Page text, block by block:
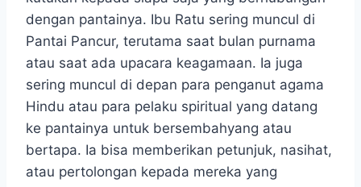
dengan pantainya. Ibu Ratu sering muncul di
Pantai Pancur, terutama saat bulan purnama
atau saat ada upacara keagamaan. Ia juga
sering muncul di depan para penganut agama
Hindu atau para pelaku spiritual yang datang
ke pantainya untuk bersembahyang atau
bertapa. Ia bisa memberikan petunjuk, nasihat,
atau pertolongan kepada mereka yang